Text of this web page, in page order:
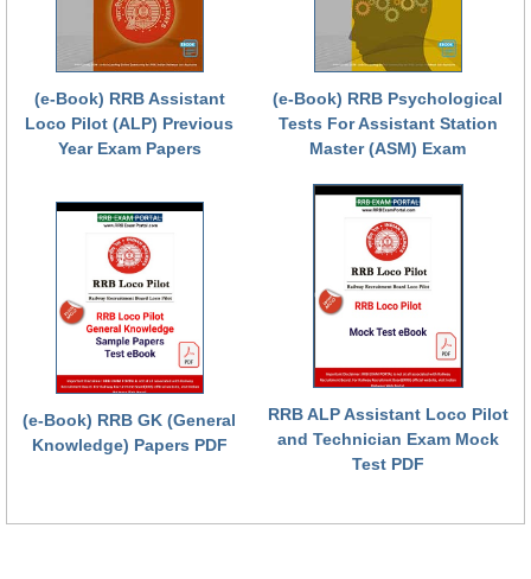
(e-Book) RRB Assistant
Loco Pilot (ALP) Previous
Year Exam Papers
(e-Book) RRB Psychological
Tests For Assistant Station
Master (ASM) Exam
(e-Book) RRB GK (General
Knowledge) Papers PDF
RRB ALP Assistant Loco Pilot
and Technician Exam Mock
Test PDF